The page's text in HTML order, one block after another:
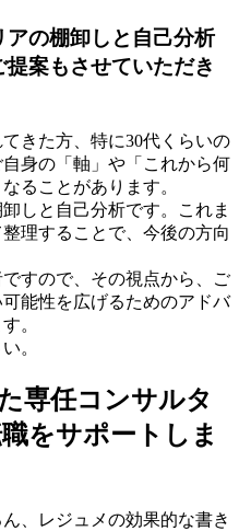
の棚卸しと自己分析
案もさせていただき
きた方、特に30代くらいの
身の「軸」や「これから何
ることがあります。
しと自己分析です。これま
理することで、今後の方向
すので、その視点から、ご
能性を広げるためのアドバ
。
。
専任コンサルタ
をサポートしま
、
レジュメの効果的な書き